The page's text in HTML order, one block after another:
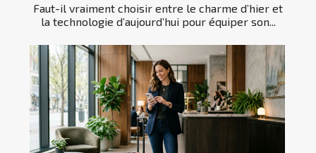
Faut-il vraiment choisir entre le charme d’hier et
la technologie d’aujourd’hui pour équiper son...